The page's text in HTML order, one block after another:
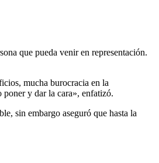
que pueda venir en representación.
mucha burocracia en la
y dar la cara», enfatizó.
sin embargo aseguró que hasta la